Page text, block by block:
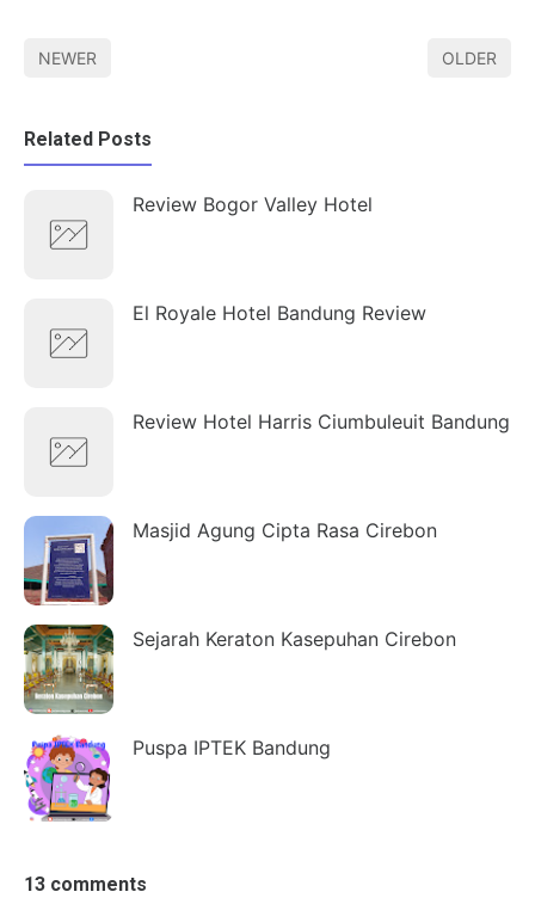
NEWER OLDER
Related Posts
Review Bogor Valley Hotel
El Royale Hotel Bandung Review
Review Hotel Harris Ciumbuleuit Bandung
Masjid Agung Cipta Rasa Cirebon
Sejarah Keraton Kasepuhan Cirebon
Puspa IPTEK Bandung
13 comments